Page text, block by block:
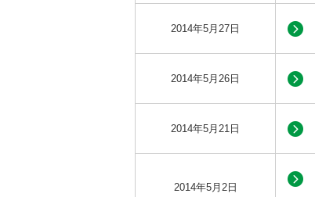
2014年5月27日
2014年5月26日
2014年5月21日
2014年5月2日